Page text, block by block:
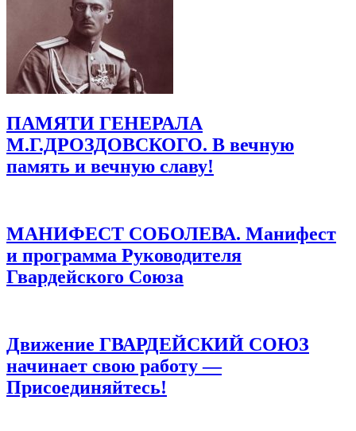
ПАМЯТИ ГЕНЕРАЛА
М.Г.ДРОЗДОВСКОГО. В вечную
память и вечную славу!
МАНИФЕСТ СОБОЛЕВА. Манифест
и программа Руководителя
Гвардейского Союза
Движение ГВАРДЕЙСКИЙ СОЮЗ
начинает свою работу —
Присоединяйтесь!